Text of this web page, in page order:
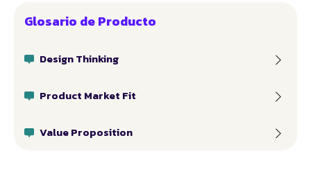
Glosario de Producto
Design Thinking
Product Market Fit
Value Proposition